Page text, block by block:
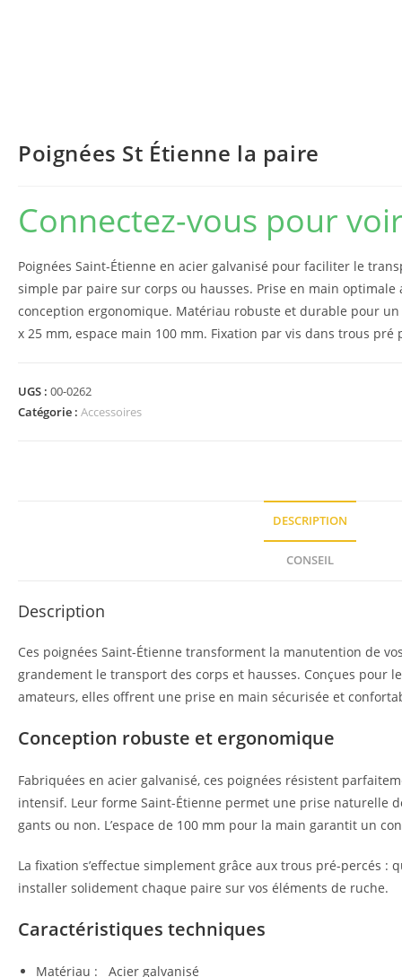
Poignées St Étienne la paire
Connectez-vous pour
Poignées Saint-Étienne en acier galvanisé pour faciliter le
simple par paire sur corps ou hausses. Prise en main optimale
conception ergonomique. Matériau robuste et durable pour
x 25 mm, espace main 100 mm. Fixation par vis dans trous pré
UGS : 00-0262
Catégorie : Accessoires
DESCRIPTION
CONSEIL
Description
Ces poignées Saint-Étienne transforment la manutention de
grandement le transport des corps et hausses. Conçues pour
amateurs, elles offrent une prise en main sécurisée et
Conception robuste et ergonomique
Fabriquées en acier galvanisé, ces poignées résistent
intensif. Leur forme Saint-Étienne permet une prise naturelle
gants ou non. L’espace de 100 mm pour la main garantit un
La fixation s’effectue simplement grâce aux trous pré-percés :
installer solidement chaque paire sur vos éléments de ruche.
Caractéristiques techniques
Matériau : Acier galvanisé